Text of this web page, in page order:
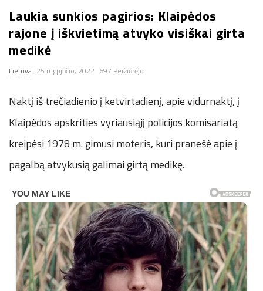
n
.
n
e
t
Laukia sunkios pagirios: Klaipėdos
rajone į iškvietimą atvyko visiškai girta
medikė
Lietuva 25 rugpjūčio, 2022 697 Peržiūrėjo
Naktį iš trečiadienio į ketvirtadienį, apie vidurnaktį, į
Klaipėdos apskrities vyriausiąjį policijos komisariatą
kreipėsi 1978 m. gimusi moteris, kuri pranešė apie į
pagalbą atvykusią galimai girtą medikę.